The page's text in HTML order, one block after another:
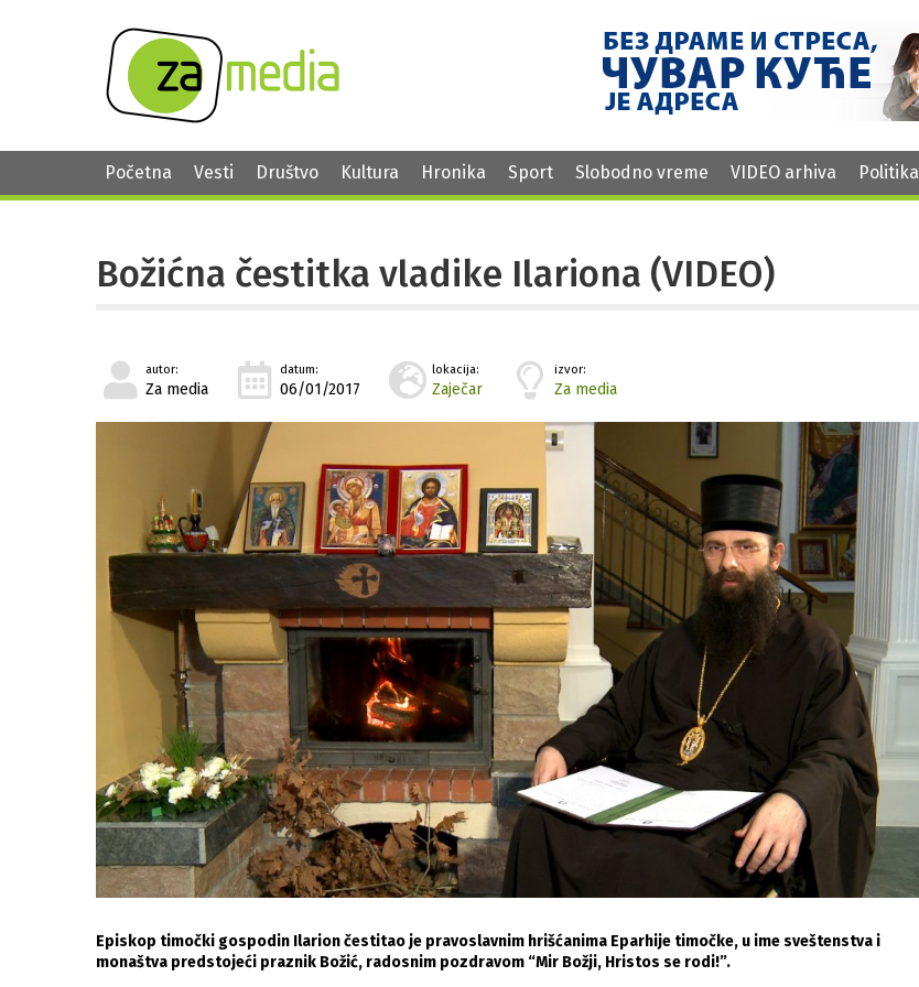
Početna Vesti Društvo Kultura Hronika Sport Slobodno vreme VIDEO arhiva Politika
Božićna čestitka vladike Ilariona (VIDEO)
autor:
Za media
datum:
06/01/2017
lokacija:
Zaječar
izvor:
Za media
Episkop timočki gospodin Ilarion čestitao je pravoslavnim hrišćanima Eparhije timočke, u ime sveštenstva i
monaštva predstojeći praznik Božić, radosnim pozdravom “Mir Božji, Hristos se rodi!”.